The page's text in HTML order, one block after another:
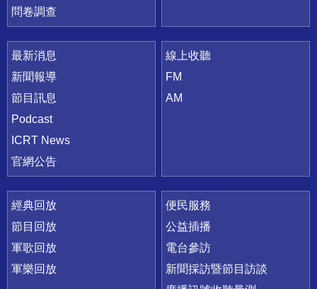
問卷調查
最新消息
新聞報導
節目訊息
Podcast
ICRT News
官網公告
線上收聽
FM
AM
經典回放
節目回放
軍歌回放
軍樂回放
便民服務
公益插播
電台參訪
新聞採訪暨節目訪談